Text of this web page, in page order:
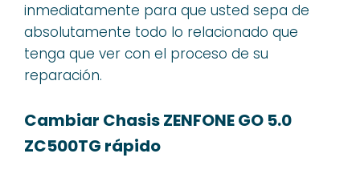
inmediatamente para que usted sepa de
absolutamente todo lo relacionado que
tenga que ver con el proceso de su
reparación.
Cambiar Chasis ZENFONE GO 5.0
ZC500TG rápido